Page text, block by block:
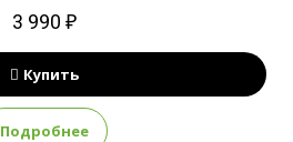
3 990 ₽
Купить
Подробнее